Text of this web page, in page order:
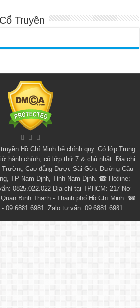
Truyền
Hồ Chí Minh hệ chính quy. Có lớp Trung
hành chính, có lớp thứ 7 & chủ nhật. Địa chỉ:
Cao đẳng Dược Sài Gòn: Đường Cầu
TP Nam Định, Tỉnh Nam Định. ☎ Hotline:
0825.022.022 Địa chỉ tại TPHCM: 217 Nơ
Bình Thạnh - Thành phố Hồ Chí Minh. ☎
- 09.6881.6981. Zalo tư vấn: 09.6881.6981